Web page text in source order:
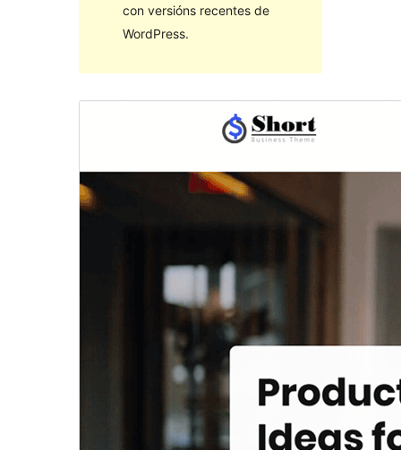
con versións recentes de
WordPress.